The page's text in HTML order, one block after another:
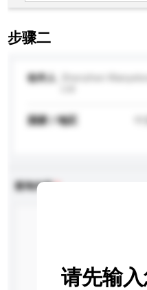
步骤二
收件人
国家 / 地区
查询内容
请先输